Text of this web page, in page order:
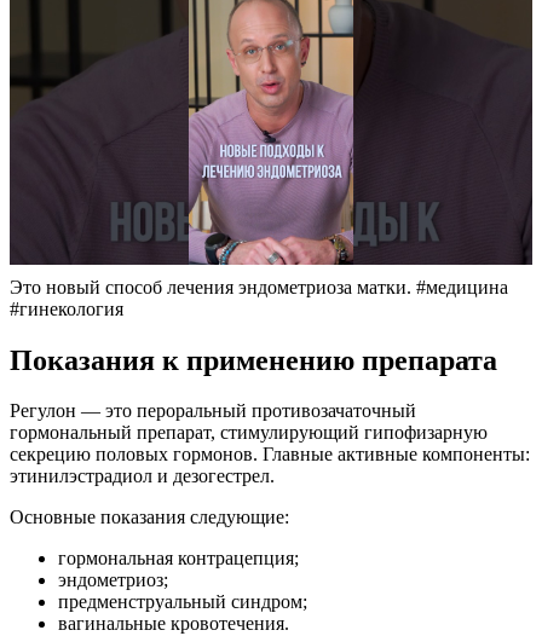
Это новый способ лечения эндометриоза матки. #медицина
#гинекология
Показания к применению препарата
Регулон — это пероральный противозачаточный
гормональный препарат, стимулирующий гипофизарную
секрецию половых гормонов. Главные активные компоненты:
этинилэстрадиол и дезогестрел.
Основные показания следующие:
гормональная контрацепция;
эндометриоз;
предменструальный синдром;
вагинальные кровотечения.